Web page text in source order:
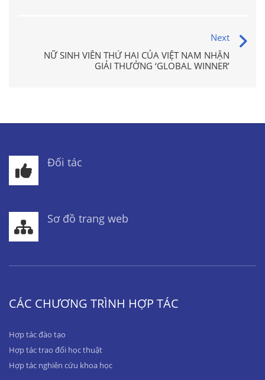
Next
NỮ SINH VIÊN THỨ HAI CỦA VIỆT NAM NHẬN
GIẢI THƯỞNG ‘GLOBAL WINNER’
Đối tác
Sơ đồ trang web
CÁC CHƯƠNG TRÌNH HỢP TÁC
Hợp tác đào tạo
Hợp tác trao đổi học thuật
Hợp tác nghiên cứu khoa học